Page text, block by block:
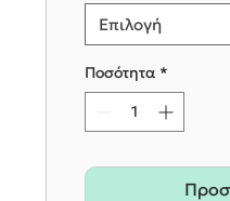
Επιλογή
Ποσότητα *